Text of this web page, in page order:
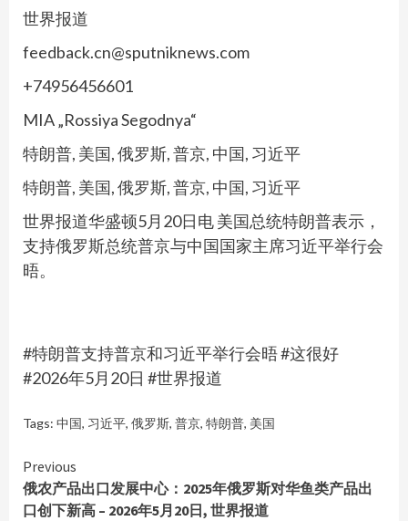
世界报道
feedback.cn@sputniknews.com
+74956456601
MIA „Rossiya Segodnya“
特朗普, 美国, 俄罗斯, 普京, 中国, 习近平
特朗普, 美国, 俄罗斯, 普京, 中国, 习近平
世界报道华盛顿5月20日电 美国总统特朗普表示，
支持俄罗斯总统普京与中国国家主席习近平举行会
晤。
#特朗普支持普京和习近平举行会晤 #这很好
#2026年5月20日 #世界报道
Tags: 中国, 习近平, 俄罗斯, 普京, 特朗普, 美国
Continue
Reading
Previous
俄农产品出口发展中心：2025年俄罗斯对华鱼类产品出
口创下新高 – 2026年5月20日, 世界报道